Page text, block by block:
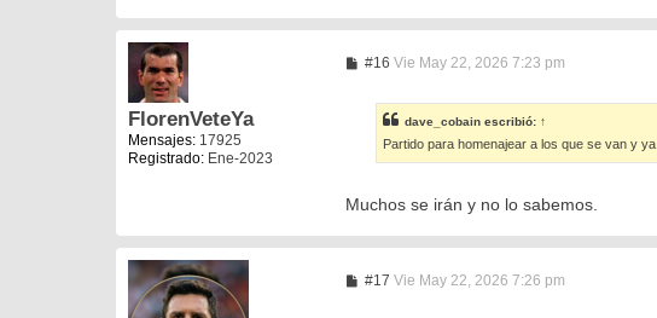
FlorenVeteYa
Mensajes: 17925
Registrado: Ene-2023
#16M
s
a
j
e
Vie May 22, 2026 7:23 pm
dave_cobain escribió: ↑
Partido para homenajear a los que se van y ya.
Muchos se irán y no lo sabemos.
#17MVie May 22, 2026 7:26 pm